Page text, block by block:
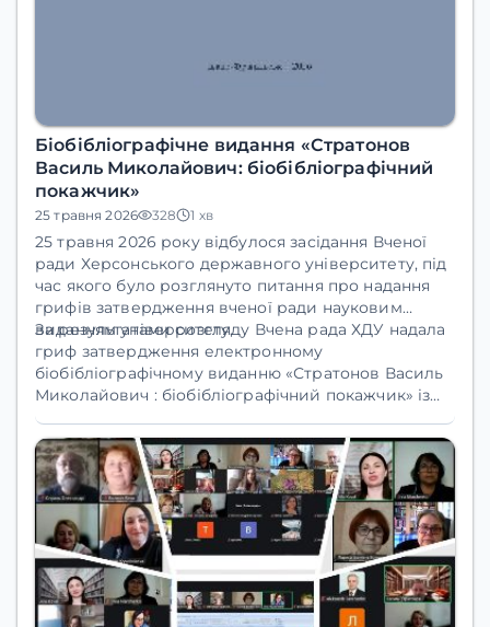
Біобібліографічне видання «Стратонов
Василь Миколайович: біобібліографічний
покажчик»
25 травня 2026 328 1 хв
25 травня 2026 року відбулося засідання Вченої
ради Херсонського державного університету, під
час якого було розглянуто питання про надання
грифів затвердження вченої ради науковим
виданням університету.
За результатами розгляду Вчена рада ХДУ надала
гриф затвердження електронному
біобібліографічному виданню «Стратонов Василь
Миколайович : біобібліографічний покажчик» із
університету».